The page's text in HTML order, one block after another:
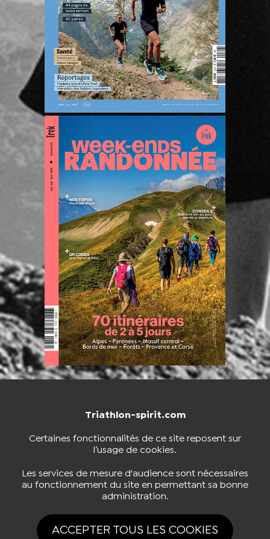
Triathlon-spirit.com
Certaines fonctionnalités de ce site reposent sur
l’usage de cookies.
Les services de mesure d'audience sont nécessaires
au fonctionnement du site en permettant sa bonne
administration.
ACCEPTER TOUS LES COOKIES
NOUS CONTACTER BOUTIQUE
NOUS SUIVRE